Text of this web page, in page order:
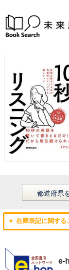
▼ 在庫表記に関する
e-